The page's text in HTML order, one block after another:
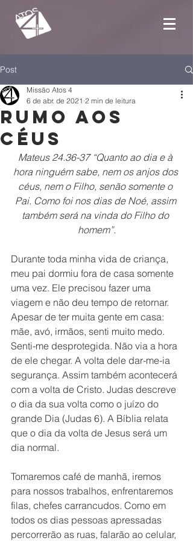
Post
Rumo aos
céus
Missão Atos 4
6 de abr. de 2021 2 min de leitura
Mateus 24.36-37 “Quanto ao dia e à
hora ninguém sabe, nem os anjos dos
céus, nem o Filho, senão somente o
Pai. Como foi nos dias de Noé, assim
também será na vinda do Filho do
homem”.
Durante toda minha vida de criança,
meu pai dormiu fora de casa somente
uma vez. Ele precisou fazer uma
viagem e não deu tempo de retornar.
Apesar de ter muita gente em casa:
mãe, avó, irmãos, senti muito medo.
Senti-me desprotegida. Não via a hora
de ele chegar. A volta dele dar-me-ia
segurança. Assim também acontecerá
com a volta de Cristo. Judas descreve
o dia da sua volta como o juízo do
grande Dia (Judas 6). A Bíblia relata
que o dia da volta de Jesus será um
dia normal.
Tomaremos café de manhã, iremos
para nossos trabalhos, enfrentaremos
filas, chefes carrancudos. Como em
todos os dias pessoas apressadas
percorrerão as ruas, falarão ao celular,